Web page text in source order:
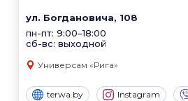
ул. Богдановича, 108
пн-пт: 9:00–18:00
сб-вс: выходной
Универсам «Рига»
terwa.by Instagram